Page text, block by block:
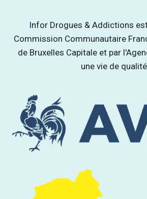
Infor Drogues & Addictions
Commission Communautaire
de Bruxelles Capitale et par
une vie de qualité